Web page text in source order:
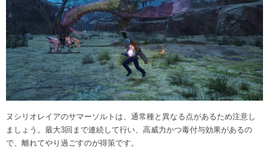
ヌシリオレイアのサマーソルトは、通常種と異なる点があるため注意し
ましょう。最大3回まで連続して行い、高威力かつ毒付与効果があるの
で、離れてやり過ごすのが得策です。